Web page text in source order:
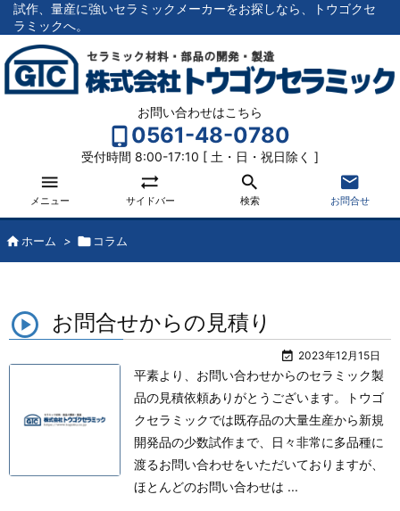
試作、量産に強いセラミックメーカーをお探しなら、トウゴクセ
ラミックへ。
お問い合わせはこちら
0561-48-0780
受付時間 8:00-17:10 [ 土・日・祝日除く ]

メニュー

サイドバー

検索

お問合せ
ホーム >  コラム
お問合せからの見積り
 2023年12月15日
平素より、お問い合わせからのセラミック製
品の見積依頼ありがとうございます。
トウゴ
クセラミックでは既存品の大量生産から新規
開発品の少数試作まで、日々非常に多品種に
渡るお問い合わせをいただいておりますが、
ほとんどのお問い合わせは ...